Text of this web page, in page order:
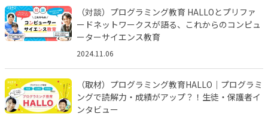
（対談）プログラミング教育 HALLOとプリファ
ードネットワークスが語る、これからのコンピュ
ーターサイエンス教育
2024.11.06
（取材）プログラミング教育HALLO｜プログラミ
ングで読解力・成績がアップ？！生徒・保護者イ
ンタビュー